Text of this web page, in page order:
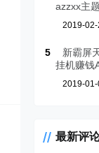
azzxx主
2019-02-
5
新霸屏
挂机赚钱
2019-
最新评